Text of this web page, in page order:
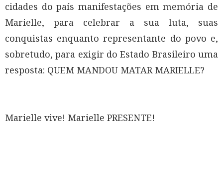
cidades do país manifestações em memória de
Marielle, para celebrar a sua luta, suas
conquistas enquanto representante do povo e,
sobretudo, para exigir do Estado Brasileiro uma
resposta: QUEM MANDOU MATAR MARIELLE?
Marielle vive! Marielle PRESENTE!